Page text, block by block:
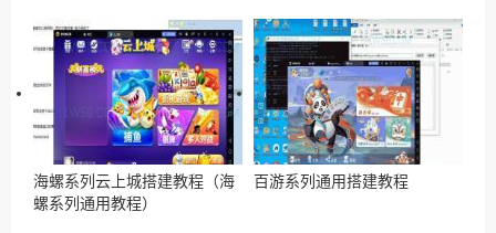
海螺系列云上城搭建教程（海
螺系列通用教程）
百游系列通用搭建教程